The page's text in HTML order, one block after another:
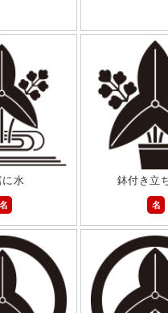
に水
名
鉢付き立
名